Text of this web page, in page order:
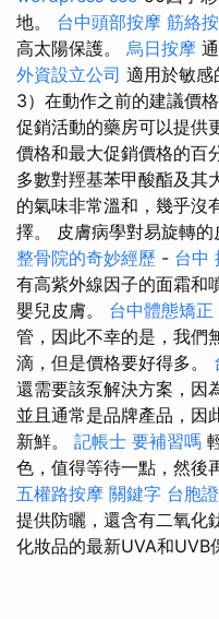
地。 台中頭部按摩 筋絡
高太陽保護。 烏日按摩
外資設立公司 適用於敏感
3）在動作之前的建議價
促銷活動的藥房可以提供
價格和最大促銷價格的百
多數對羥基苯甲酸酯及其
的氣味非常溫和，幾乎沒
擇。 皮膚病學對易旋轉
整骨院的奇妙經歷 - 台中
有高紫外線因子的面霜和
嬰兒皮膚。 台中體態矯正
管，因此不幸的是，我們
滴，但是價格要好得多。
還需要該泵解決方案，因
並且通常是品牌產品，因
新鮮。 記帳士 要補習嗎
色，值得等待一點，然後
五權路按摩 關鍵字 台胞
提供防曬，還含有二氧化
化妝品的最新UVA和UVB